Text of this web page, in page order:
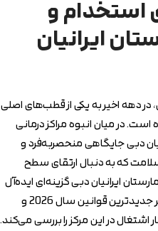
استخدام و
ایرانیان
در دهه اخیر به یکی از قطب‌های اصلی
در میان انبوه مراکز درمانی
دبی جایگاهی منحصر‌به‌فرد و
که به دنبال ارتقای سطح
ایرانیان دبی گزینه‌ای ایده‌آل
محسوب می‌شود. این مقاله با تکیه بر جدیدترین قوانین سال 2026 و
اشتغال در این مرکز را بررسی می‌کند.